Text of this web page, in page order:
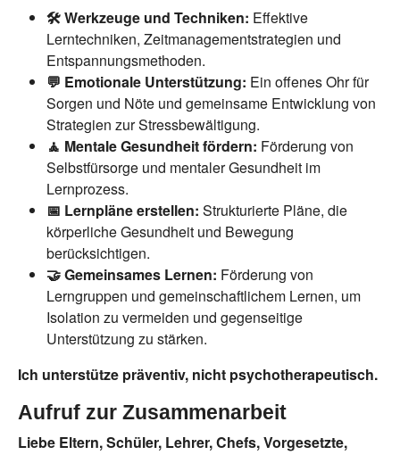
🛠️ Werkzeuge und Techniken: Effektive
Lerntechniken, Zeitmanagementstrategien und
Entspannungsmethoden.
💬 Emotionale Unterstützung: Ein offenes Ohr für
Sorgen und Nöte und gemeinsame Entwicklung von
Strategien zur Stressbewältigung.
🧘 Mentale Gesundheit fördern: Förderung von
Selbstfürsorge und mentaler Gesundheit im
Lernprozess.
📅 Lernpläne erstellen: Strukturierte Pläne, die
körperliche Gesundheit und Bewegung
berücksichtigen.
🤝 Gemeinsames Lernen: Förderung von
Lerngruppen und gemeinschaftlichem Lernen, um
Isolation zu vermeiden und gegenseitige
Unterstützung zu stärken.
Ich unterstütze präventiv, nicht psychotherapeutisch.
Aufruf zur Zusammenarbeit
Liebe Eltern, Schüler, Lehrer, Chefs, Vorgesetzte,